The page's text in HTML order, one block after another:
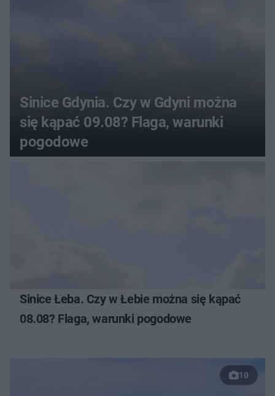
Sinice Gdynia. Czy w Gdyni można
się kąpać 09.08? Flaga, warunki
pogodowe
Sinice Łeba. Czy w Łebie można się kąpać
08.08? Flaga, warunki pogodowe
10